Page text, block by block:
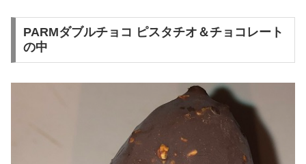
PARMダブルチョコ ピスタチオ＆チョコレート
の中